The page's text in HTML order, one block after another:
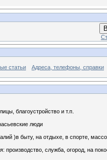
статьи Адреса, телефоны, справки
благоустройство и т.п.
люди
)в быту, на отдыхе, в спорте,
производство, служба, огород, на